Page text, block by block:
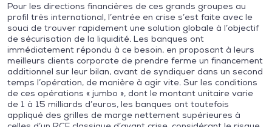
Pour les directions financières de ces grands groupes au
profil très international, l’entrée en crise s’est faite avec le
souci de trouver rapidement une solution globale à l’objectif
de sécurisation de la liquidité. Les banques ont
immédiatement répondu à ce besoin, en proposant à leurs
meilleurs clients corporate de prendre ferme un financement
additionnel sur leur bilan, avant de syndiquer dans un second
temps l’opération, de manière à agir vite. Sur les conditions
de ces opérations « jumbo », dont le montant unitaire varie
de 1 à 15 milliards d’euros, les banques ont toutefois
appliqué des grilles de marge nettement supérieures à